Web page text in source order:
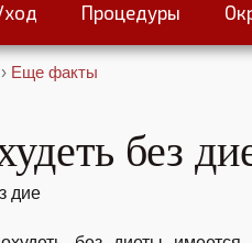
Процедуры
› Еще факты
без
дие